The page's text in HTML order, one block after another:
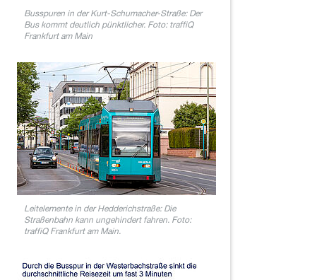
Busspuren in der Kurt-Schumacher-Straße: Der
Bus kommt deutlich pünktlicher. Foto: traffiQ
Frankfurt am Main
Leitelemente in der Hedderichstraße: Die
Straßenbahn kann ungehindert fahren. Foto:
traffiQ Frankfurt am Main.